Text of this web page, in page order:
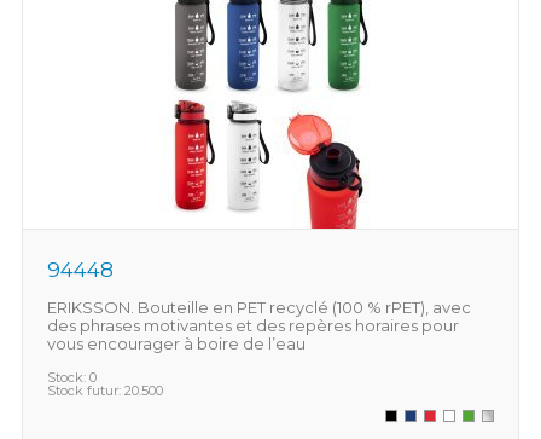
94448
ERIKSSON. Bouteille en PET recyclé (100 % rPET), avec
des phrases motivantes et des repères horaires pour
vous encourager à boire de l’eau
Stock: 0
Stock futur: 20.500